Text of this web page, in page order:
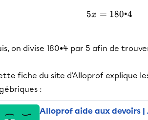
5x =
5x = 180•4
on divise 180•4 par 5 afin de
fiche du site d'Alloprof explique
:
Alloprof aide aux devoirs